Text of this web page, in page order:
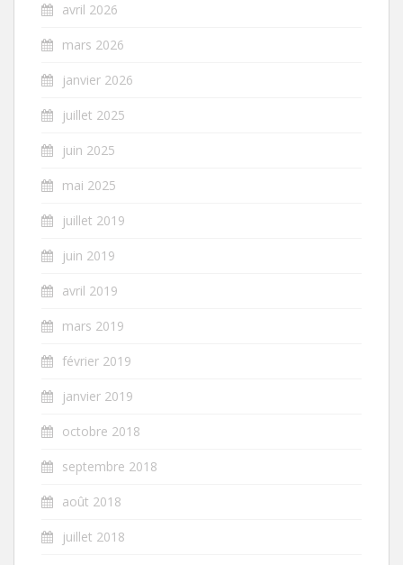
avril 2026
mars 2026
janvier 2026
juillet 2025
juin 2025
mai 2025
juillet 2019
juin 2019
avril 2019
mars 2019
février 2019
janvier 2019
octobre 2018
septembre 2018
août 2018
juillet 2018